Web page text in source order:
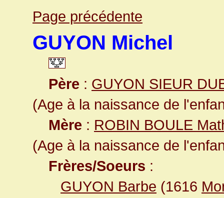
Page précédente
GUYON Michel
Père : GUYON SIEUR
(Age à la naissance de
Mère : ROBIN BOULE
(Age à la naissance de
Frères/Soeurs :
GUYON Barbe (1616